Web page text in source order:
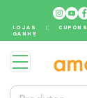
LOJAS | CUPONS
GANHE